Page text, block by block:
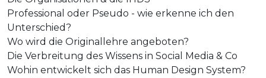
Professional oder Pseudo - wie erkenne ich den
Unterschied?
Wo wird die Originallehre angeboten?
Die Verbreitung des Wissens in Social Media & Co
Wohin entwickelt sich das Human Design System?